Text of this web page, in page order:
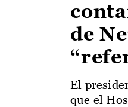
de
El
que el